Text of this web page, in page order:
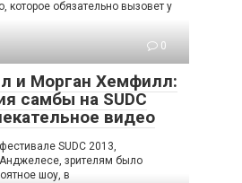
которое обязательно вызовет у
0
и Морган Хемфилл:
самбы на SUDC
видео
SUDC 2013,
зрителям было
шоу, в